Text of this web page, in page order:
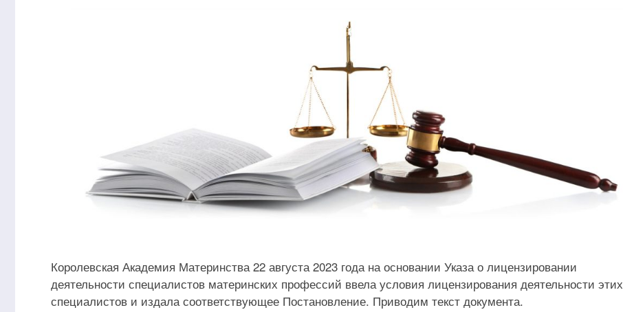
Королевская Академия Материнства 22 августа 2023 года на основании Указа о лицензировании
деятельности специалистов материнских профессий ввела условия лицензирования деятельности этих
специалистов и издала соответствующее Постановление. Приводим текст документа.